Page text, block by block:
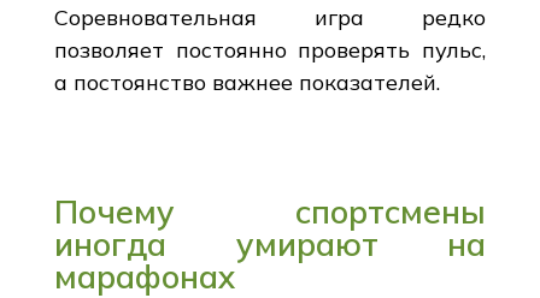
Соревновательная игра редко
позволяет постоянно проверять пульс,
а постоянство важнее показателей.
Почему спортсмены
иногда умирают на
марафонах